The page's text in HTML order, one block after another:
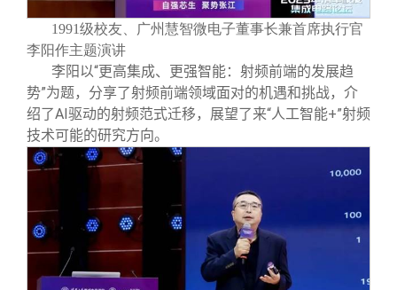
1991级校友、广州慧智微电子董事长兼首席执行官
李阳作主题演讲
李阳以“更高集成、更强智能：射频前端的发展趋
势”为题，分享了射频前端领域面对的机遇和挑战，介
绍了AI驱动的射频范式迁移，展望了来“人工智能+”射频
技术可能的研究方向。